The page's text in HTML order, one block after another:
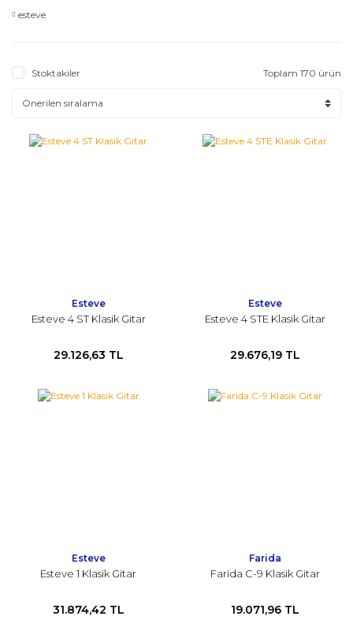
esteve
Stoktakiler Toplam 170 ürün
Esteve
Esteve 4 ST Klasik Gitar
29.126,63 TL
Esteve
Esteve 4 STE Klasik Gitar
29.676,19 TL
Esteve
Esteve 1 Klasik Gitar
31.874,42 TL
Farida
Farida C-9 Klasik Gitar
19.071,96 TL